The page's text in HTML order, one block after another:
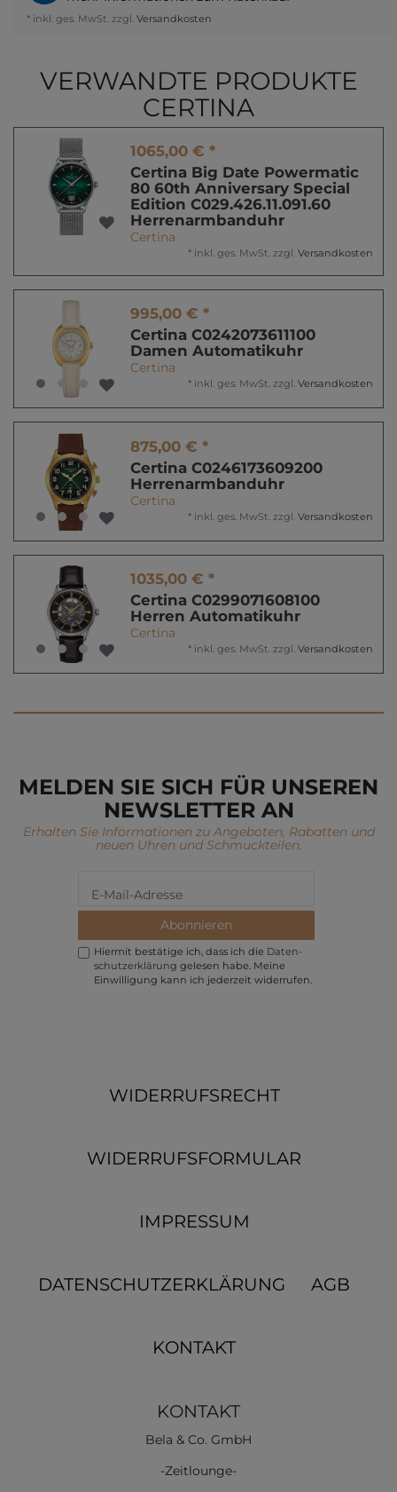
* inkl. ges. MwSt. zzgl. Versandkosten
VERWANDTE PRODUKTE
CERTINA
1065,00 € *
Certina Big Date Powermatic
80 60th Anniversary Special
Edition C029.426.11.091.60
Herrenarmbanduhr
Certina
* inkl. ges. MwSt. zzgl. Versandkosten
995,00 € *
Certina C0242073611100
Damen Automatikuhr
Certina
* inkl. ges. MwSt. zzgl. Versandkosten
875,00 € *
Certina C0246173609200
Herrenarmbanduhr
Certina
* inkl. ges. MwSt. zzgl. Versandkosten
1035,00 € *
Certina C0299071608100
Herren Automatikuhr
Certina
* inkl. ges. MwSt. zzgl. Versandkosten
MELDEN SIE SICH FÜR UNSEREN
NEWSLETTER AN
Erhalten Sie Informationen zu Angeboten, Rabatten und
neuen Uhren und Schmuckteilen.
Abonnieren
Hiermit bestätige ich, dass ich die Daten­
schutz­erklärung gelesen habe. Meine
Einwilligung kann ich jederzeit widerrufen.
WIDERRUFSRECHT
WIDERRUFSFORMULAR
IMPRESSUM
DATENSCHUTZERKLÄRUNG AGB
KONTAKT
KONTAKT
Bela & Co. GmbH
-Zeitlounge-